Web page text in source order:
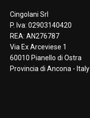
Cingolani Srl
P. Iva: 02903140420
REA: AN276787
Via Ex Arceviese 1
60010 Pianello di Ostra
Provincia di Ancona - Italy